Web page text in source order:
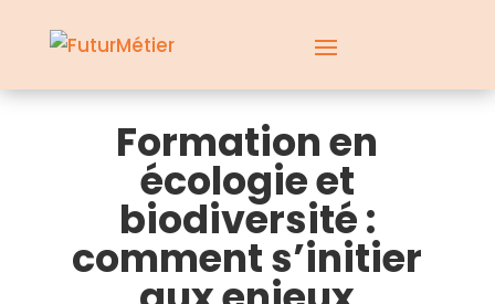
Formation en
écologie et
biodiversité :
comment s’initier